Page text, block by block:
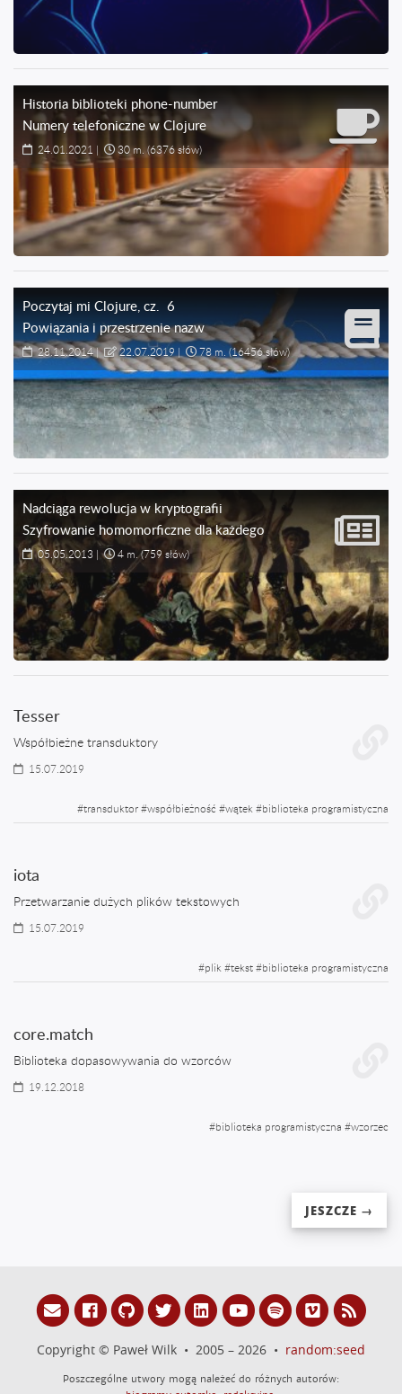
Historia biblioteki phone-number
Numery telefoniczne w Clojure
24.01.2021 | 30 m. (6376 słów)
Poczytaj mi Clojure, cz. 6
Powiązania i przestrzenie nazw
28.11.2014| 22.07.2019| 78 m. (16456 słów)
Nadciąga rewolucja w kryptografii
Szyfrowanie homomorficzne dla każdego
05.05.2013 | 4 m.(759 słów)
Tesser
Współbieżne transduktory
15.07.2019
#transduktor#współbieżność #wątek #biblioteka programistyczna
iota
Przetwarzanie dużych plików tekstowych
15.07.2019
#plik #tekst#biblioteka programistyczna
core.match
Biblioteka dopasowywania do wzorców
19.12.2018
#biblioteka programistyczna #wzorzec
JESZCZE →
Copyright © Paweł Wilk • 2005 – 2026 • random:seed
Poszczególne utwory mogą należeć do różnych autorów: